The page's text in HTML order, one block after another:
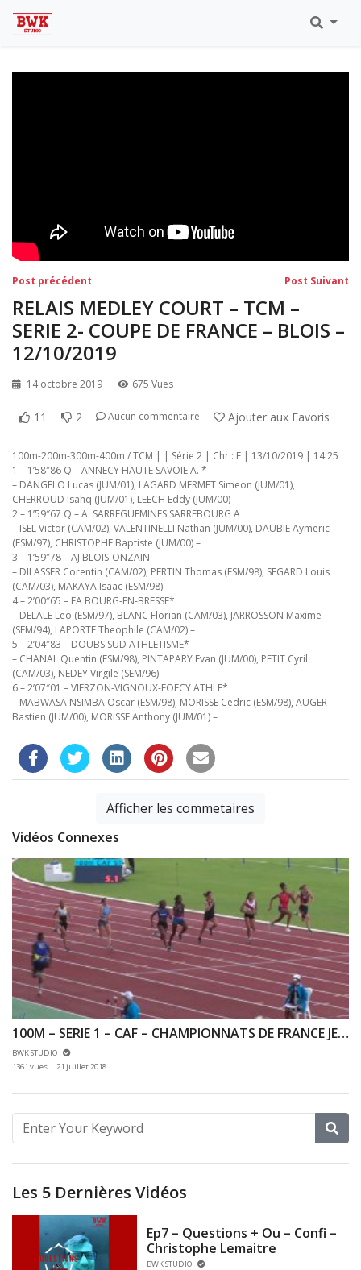
Eaubonne 2019
Navigation
de
l’article
Post précédent Post Suivant
RELAIS MEDLEY COURT – TCM –
SERIE 2- COUPE DE FRANCE – BLOIS –
12/10/2019
14 octobre 2019 675 Vues
11 2 Aucun commentaire Ajouter aux Favoris
100m-200m-300m-400m / TCM | | Série 2 | Chr : E | 13/10/2019 | 14:25
1 – 1’58″86 Q – ANNECY HAUTE SAVOIE A. *
– DANGELO Lucas (JUM/01), LAGARD MERMET Simeon (JUM/01),
CHERROUD Isahq (JUM/01), LEECH Eddy (JUM/00) –
2 – 1’59″67 Q – A. SARREGUEMINES SARREBOURG A
– ISEL Victor (CAM/02), VALENTINELLI Nathan (JUM/00), DAUBIE Aymeric
(ESM/97), CHRISTOPHE Baptiste (JUM/00) –
3 – 1’59″78 – AJ BLOIS-ONZAIN
– DILASSER Corentin (CAM/02), PERTIN Thomas (ESM/98), SEGARD Louis
(CAM/03), MAKAYA Isaac (ESM/98) –
4 – 2’00″65 – EA BOURG-EN-BRESSE*
– DELALE Leo (ESM/97), BLANC Florian (CAM/03), JARROSSON Maxime
(SEM/94), LAPORTE Theophile (CAM/02) –
5 – 2’04″83 – DOUBS SUD ATHLETISME*
– CHANAL Quentin (ESM/98), PINTAPARY Evan (JUM/00), PETIT Cyril
(CAM/03), NEDEY Virgile (SEM/96) –
6 – 2’07″01 – VIERZON-VIGNOUX-FOECY ATHLE*
– MABWASA NSIMBA Oscar (ESM/98), MORISSE Cedric (ESM/98), AUGER
Bastien (JUM/00), MORISSE Anthony (JUM/01) –
Afficher les commetaires
Vidéos Connexes
100M – SERIE 1 – CAF – CHAMPIONNATS DE FRANCE JEUNES CA JU – 20/07/2018 – BONDOUFLE
BWK STUDIO
1361 vues
21 juillet 2018
Les 5 Dernières Vidéos
Ep7 – Questions + Ou – Confi –
Christophe Lemaitre
BWK STUDIO